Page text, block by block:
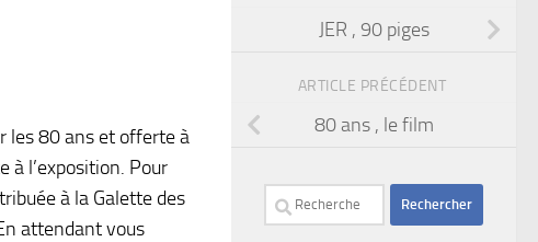
les 80 ans et offerte à
à l’exposition. Pour
à la Galette des
attendant vous
JER , 90 piges
ARTICLE PRÉCÉDENT
80 ans , le film
Rechercher :